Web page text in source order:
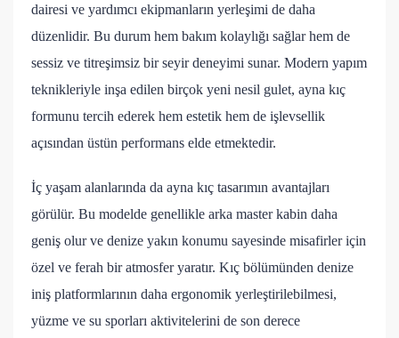
dairesi ve yardımcı ekipmanların yerleşimi de daha
düzenlidir. Bu durum hem bakım kolaylığı sağlar hem de
sessiz ve titreşimsiz bir seyir deneyimi sunar. Modern yapım
teknikleriyle inşa edilen birçok yeni nesil gulet, ayna kıç
formunu tercih ederek hem estetik hem de işlevsellik
açısından üstün performans elde etmektedir.
İç yaşam alanlarında da ayna kıç tasarımın avantajları
görülür. Bu modelde genellikle arka master kabin daha
geniş olur ve denize yakın konumu sayesinde misafirler için
özel ve ferah bir atmosfer yaratır. Kıç bölümünden denize
iniş platformlarının daha ergonomik yerleştirilebilmesi,
yüzme ve su sporları aktivitelerini de son derece